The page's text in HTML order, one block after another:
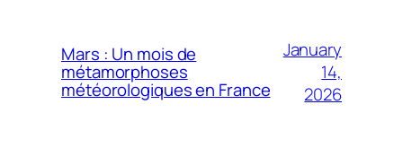
Mars : Un mois de
métamorphoses
météorologiques en France
January
14,
2026